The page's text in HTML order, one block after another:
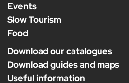
Events
Slow Tourism
Food
Download our catalogues
Download guides and maps
Useful information